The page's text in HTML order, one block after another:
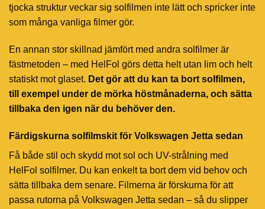
tjocka struktur veckar sig solfilmen inte lätt och spricker inte
som många vanliga filmer gör.
En annan stor skillnad jämfört med andra solfilmer är
fästmetoden – med HelFol görs detta helt utan lim och helt
statiskt mot glaset. Det gör att du kan ta bort solfilmen,
till exempel under de mörka höstmånaderna, och sätta
tillbaka den igen när du behöver den.
Färdigskurna solfilmskit för Volkswagen Jetta sedan
Få både stil och skydd mot sol och UV-strålning med
HelFol solfilmer. Du kan enkelt ta bort dem vid behov och
sätta tillbaka dem senare. Filmerna är förskurna för att
passa rutorna på Volkswagen Jetta sedan – så du slipper